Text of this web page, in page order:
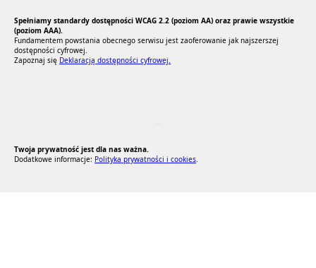
Spełniamy standardy dostępności WCAG 2.2 (poziom AA) oraz prawie wszystkie
(poziom AAA).
Fundamentem powstania obecnego serwisu jest zaoferowanie jak najszerszej
dostępności cyfrowej.
Zapoznaj się Deklaracją dostępności cyfrowej.
Twoja prywatność jest dla nas ważna.
Dodatkowe informacje: Polityka prywatności i cookies.